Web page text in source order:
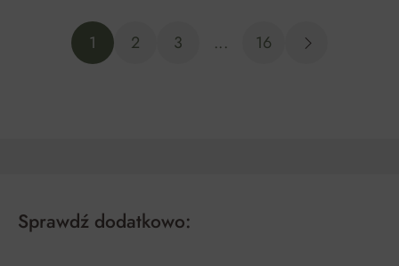
1 2 3 ... 16
Sprawdź dodatkowo: